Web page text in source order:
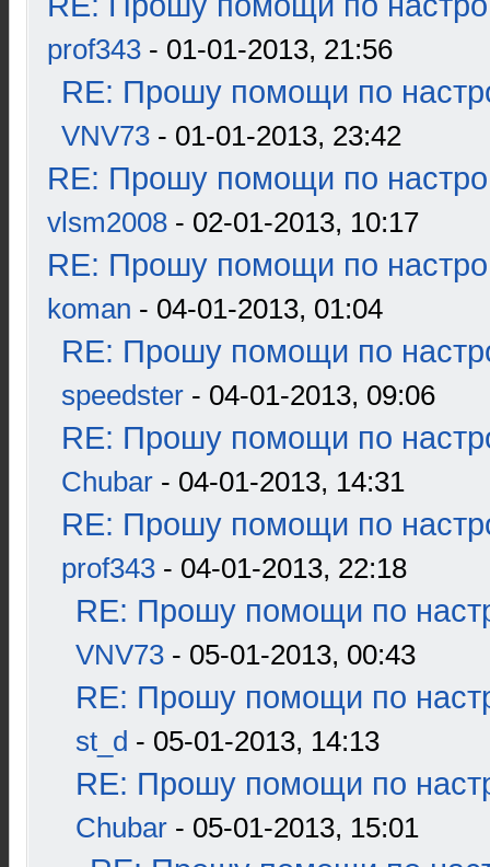
prof343 - 01-01-2013, 21:56
RE: Прошу помощи по
VNV73 - 01-01-2013, 23:42
RE: Прошу помощи по
vlsm2008 - 02-01-2013, 10:17
RE: Прошу помощи по
koman - 04-01-2013, 01:04
RE: Прошу помощи по
speedster - 04-01-2013, 09:06
RE: Прошу помощи по
Chubar - 04-01-2013, 14:31
RE: Прошу помощи по
prof343 - 04-01-2013, 22:18
RE: Прошу помощи по
VNV73 - 05-01-2013, 00:43
RE: Прошу помощи по
st_d - 05-01-2013, 14:13
RE: Прошу помощи по
Chubar - 05-01-2013, 15:01